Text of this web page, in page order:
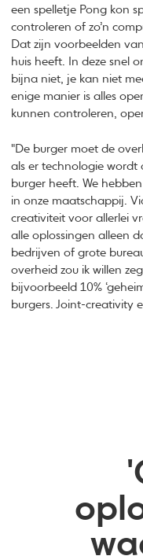
een spelletje Pong kon
controleren of zo’n
Dat zijn voorbeelden
huis heeft. In deze snel
bijna niet, je kan niet
enige manier is alles
kunnen controleren,
"De burger moet de
als er technologie wordt
burger heeft. We
in onze maatschappij.
creativiteit voor allerlei
alle oplossingen alleen
bedrijven of grote
overheid zou ik willen
bijvoorbeeld 10%
burgers. Joint-creativity